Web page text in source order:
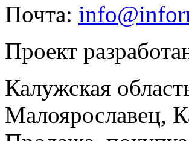
Почта:
Проект
Калужская
Малоярославец,